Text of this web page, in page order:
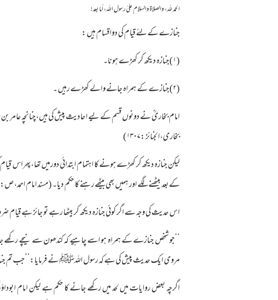
الحمد لله، والصلاة والسلام علىٰ رسول الله، أما بعد!
جنازے کےلئے قیام کی دواقسام ہیں :
(۱)جنازہ دیکھ کر کھڑے ہونا۔
(۲)جنازے کے ہمراہ جانے والے کھڑے رہیں ۔
امام بخاریؒ نے دونوں قسم کے لیے احادیث پیش کی ہیں،چنانچہ عامر
بخاری،الجنائز :۱۳۰۷)
لیکن جنازہ دیکھ کر کھڑے ہونے کا اہتمام ابتدائی دورمیں
کےبعد بیٹھنے لگے اور ہمیں بھی بیٹھے رہنے کا حکم دیا۔ (مسند امام احمد،ص:۸۲،ج۱)
اس حدیث کی وجہ سے اگر کوئی جنازہ دیکھ کر بیٹھا رہے تو جائز ہے
‘‘جو شخص جنازے کے ہمراہ ہو اسے چاہیے کہ کندھون سے نیچے
مروی ایک حدیث پیش کی ہے کہ رسول اللہﷺ نے فرمایا:‘‘جب تم جنازہ
اگرچہ بعض روایات میں لحد میں رکھے جانے کا حکم ہے لیکن امام